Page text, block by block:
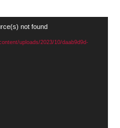
not found
uploads/2023/10/daab9d9d-